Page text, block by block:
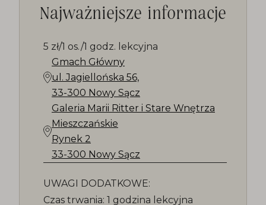
Najważniejsze informacje
5 zł/1 os./1 godz. lekcyjna
Gmach Główny
ul. Jagiellońska 56,
33-300 Nowy Sącz
Galeria Marii Ritter i Stare Wnętrza
Mieszczańskie
Rynek 2
33-300 Nowy Sącz
UWAGI DODATKOWE:
Czas trwania: 1 godzina lekcyjna